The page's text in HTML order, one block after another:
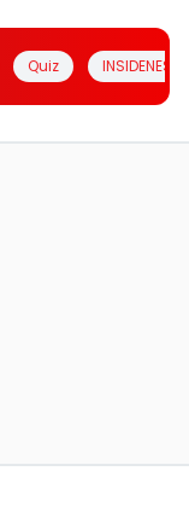
Quiz INSIDENESIA